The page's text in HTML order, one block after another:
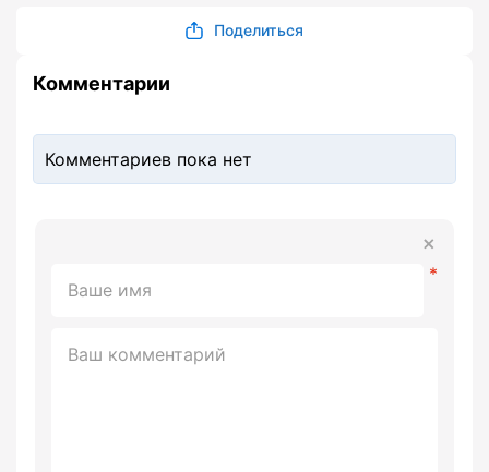
Поделиться
Комментарии
Комментариев пока нет